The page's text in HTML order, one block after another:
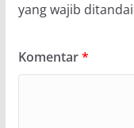
yang wajib ditandai
Komentar*